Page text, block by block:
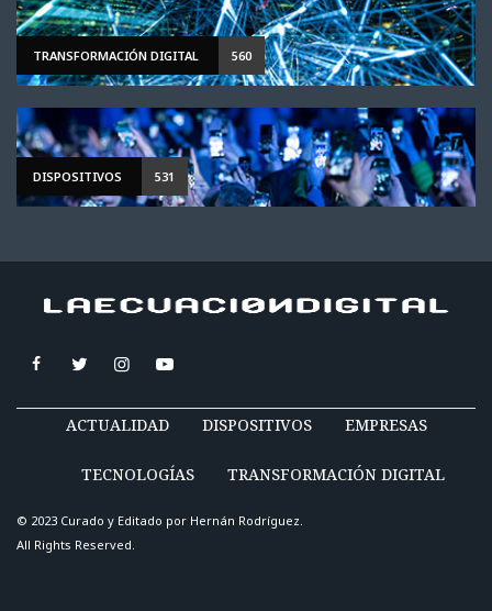
TRANSFORMACIÓN DIGITAL 560
DISPOSITIVOS 531
ACTUALIDAD DISPOSITIVOS EMPRESAS
TECNOLOGÍAS TRANSFORMACIÓN DIGITAL
© 2023 Curado y Editado por Hernán Rodríguez.
All Rights Reserved.